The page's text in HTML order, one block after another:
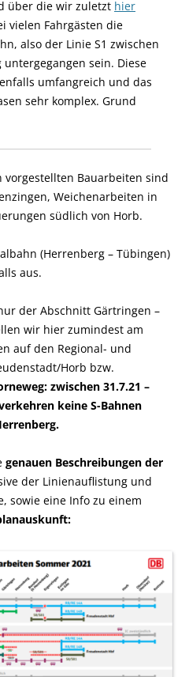
über die wir zuletzt hier
vielen Fahrgästen die
also der Linie S1 zwischen
sein. Diese
umfangreich und das
sehr komplex. Grund
Bauarbeiten sind
Weichenarbeiten in
südlich von Horb.
(Herrenberg – Tübingen)
aus.
der Abschnitt Gärtringen –
wir hier zumindest am
auf den Regional- und
Horb bzw.
zwischen 31.7.21 –
keine S-Bahnen
genauen Beschreibungen der
der Linienauflistung und
sowie eine Info zu einem